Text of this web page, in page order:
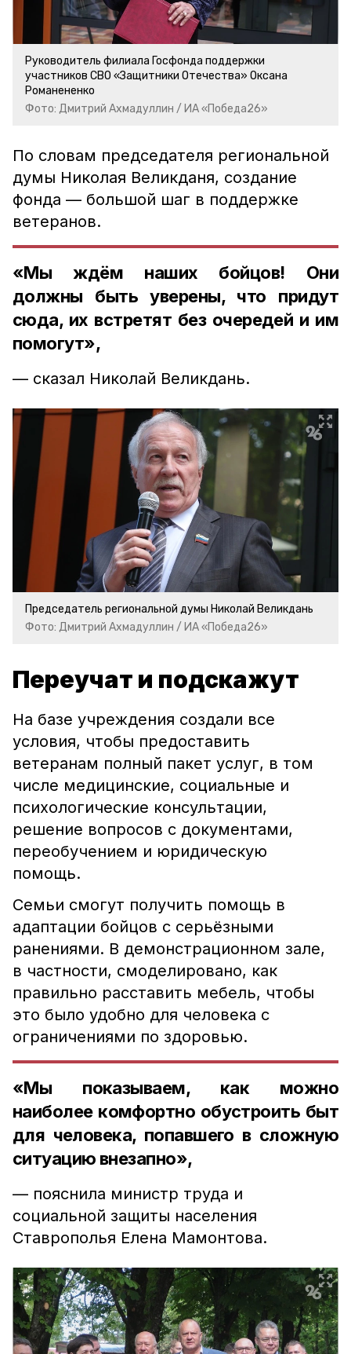
Руководитель филиала Госфонда поддержки
участников СВО «Защитники Отечества» Оксана
Романененко
Фото: Дмитрий Ахмадуллин / ИА «Победа26»
По словам председателя региональной
думы Николая Великданя, создание
фонда — большой шаг в поддержке
ветеранов.
«Мы ждём наших бойцов! Они
должны быть уверены, что придут
сюда, их встретят без очередей и им
помогут»,
— сказал Николай Великдань.
Председатель региональной думы Николай Великдань
Фото: Дмитрий Ахмадуллин / ИА «Победа26»
Переучат и подскажут
На базе учреждения создали все
условия, чтобы предоставить
ветеранам полный пакет услуг, в том
числе медицинские, социальные и
психологические консультации,
решение вопросов с документами,
переобучением и юридическую
помощь.
Семьи смогут получить помощь в
адаптации бойцов с серьёзными
ранениями. В демонстрационном зале,
в частности, смоделировано, как
правильно расставить мебель, чтобы
это было удобно для человека с
ограничениями по здоровью.
«Мы показываем, как можно
наиболее комфортно обустроить быт
для человека, попавшего в сложную
ситуацию внезапно»,
— пояснила министр труда и
социальной защиты населения
Ставрополья Елена Мамонтова.